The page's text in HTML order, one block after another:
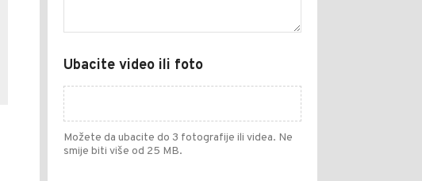
Ubacite video ili foto
Možete da ubacite do 3 fotografije ili videa. Ne
smije biti više od 25 MB.